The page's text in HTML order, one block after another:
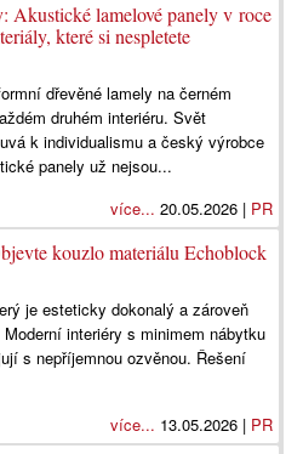
Akustické lamelové panely v roce
které si nespletete
dřevěné lamely na černém
druhém interiéru. Svět
k individualismu a český výrobce
panely už nejsou...
více... 20.05.2026 | PR
kouzlo materiálu Echoblock
je esteticky dokonalý a zároveň
interiéry s minimem nábytku
s nepříjemnou ozvěnou. Řešení
více... 13.05.2026 | PR